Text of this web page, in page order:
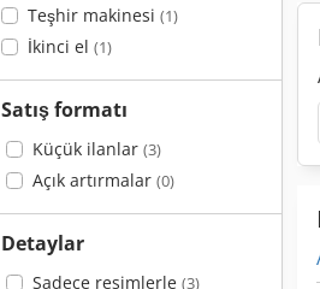
Teşhir makinesi (1)
İkinci el (1)
Satış formatı
Küçük ilanlar (3)
Açık artırmalar (0)
Detaylar
Sadece resimlerle (3)